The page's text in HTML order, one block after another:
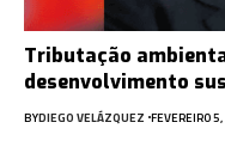
Tributação
desenvolvimento
BYDIEGO VELÁZQUEZ FEVEREIRO